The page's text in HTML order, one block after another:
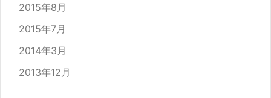
2015年8月
2015年7月
2014年3月
2013年12月